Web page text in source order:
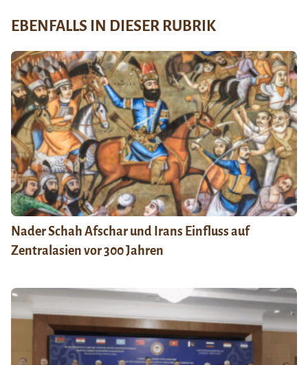
EBENFALLS IN DIESER RUBRIK
Nader Schah Afschar und Irans Einfluss auf
Zentralasien vor 300 Jahren